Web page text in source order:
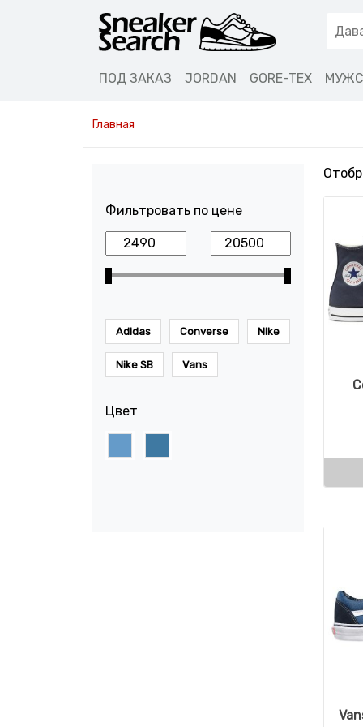
ПОД ЗАКАЗ JORDAN GORE-TEX
Главная
Фильтровать по цене
Adidas Converse Nike
Nike SB Vans
Цвет